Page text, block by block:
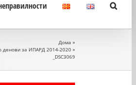
Дома »
денови за ИПАРД 2014-2020»
_DSC3069